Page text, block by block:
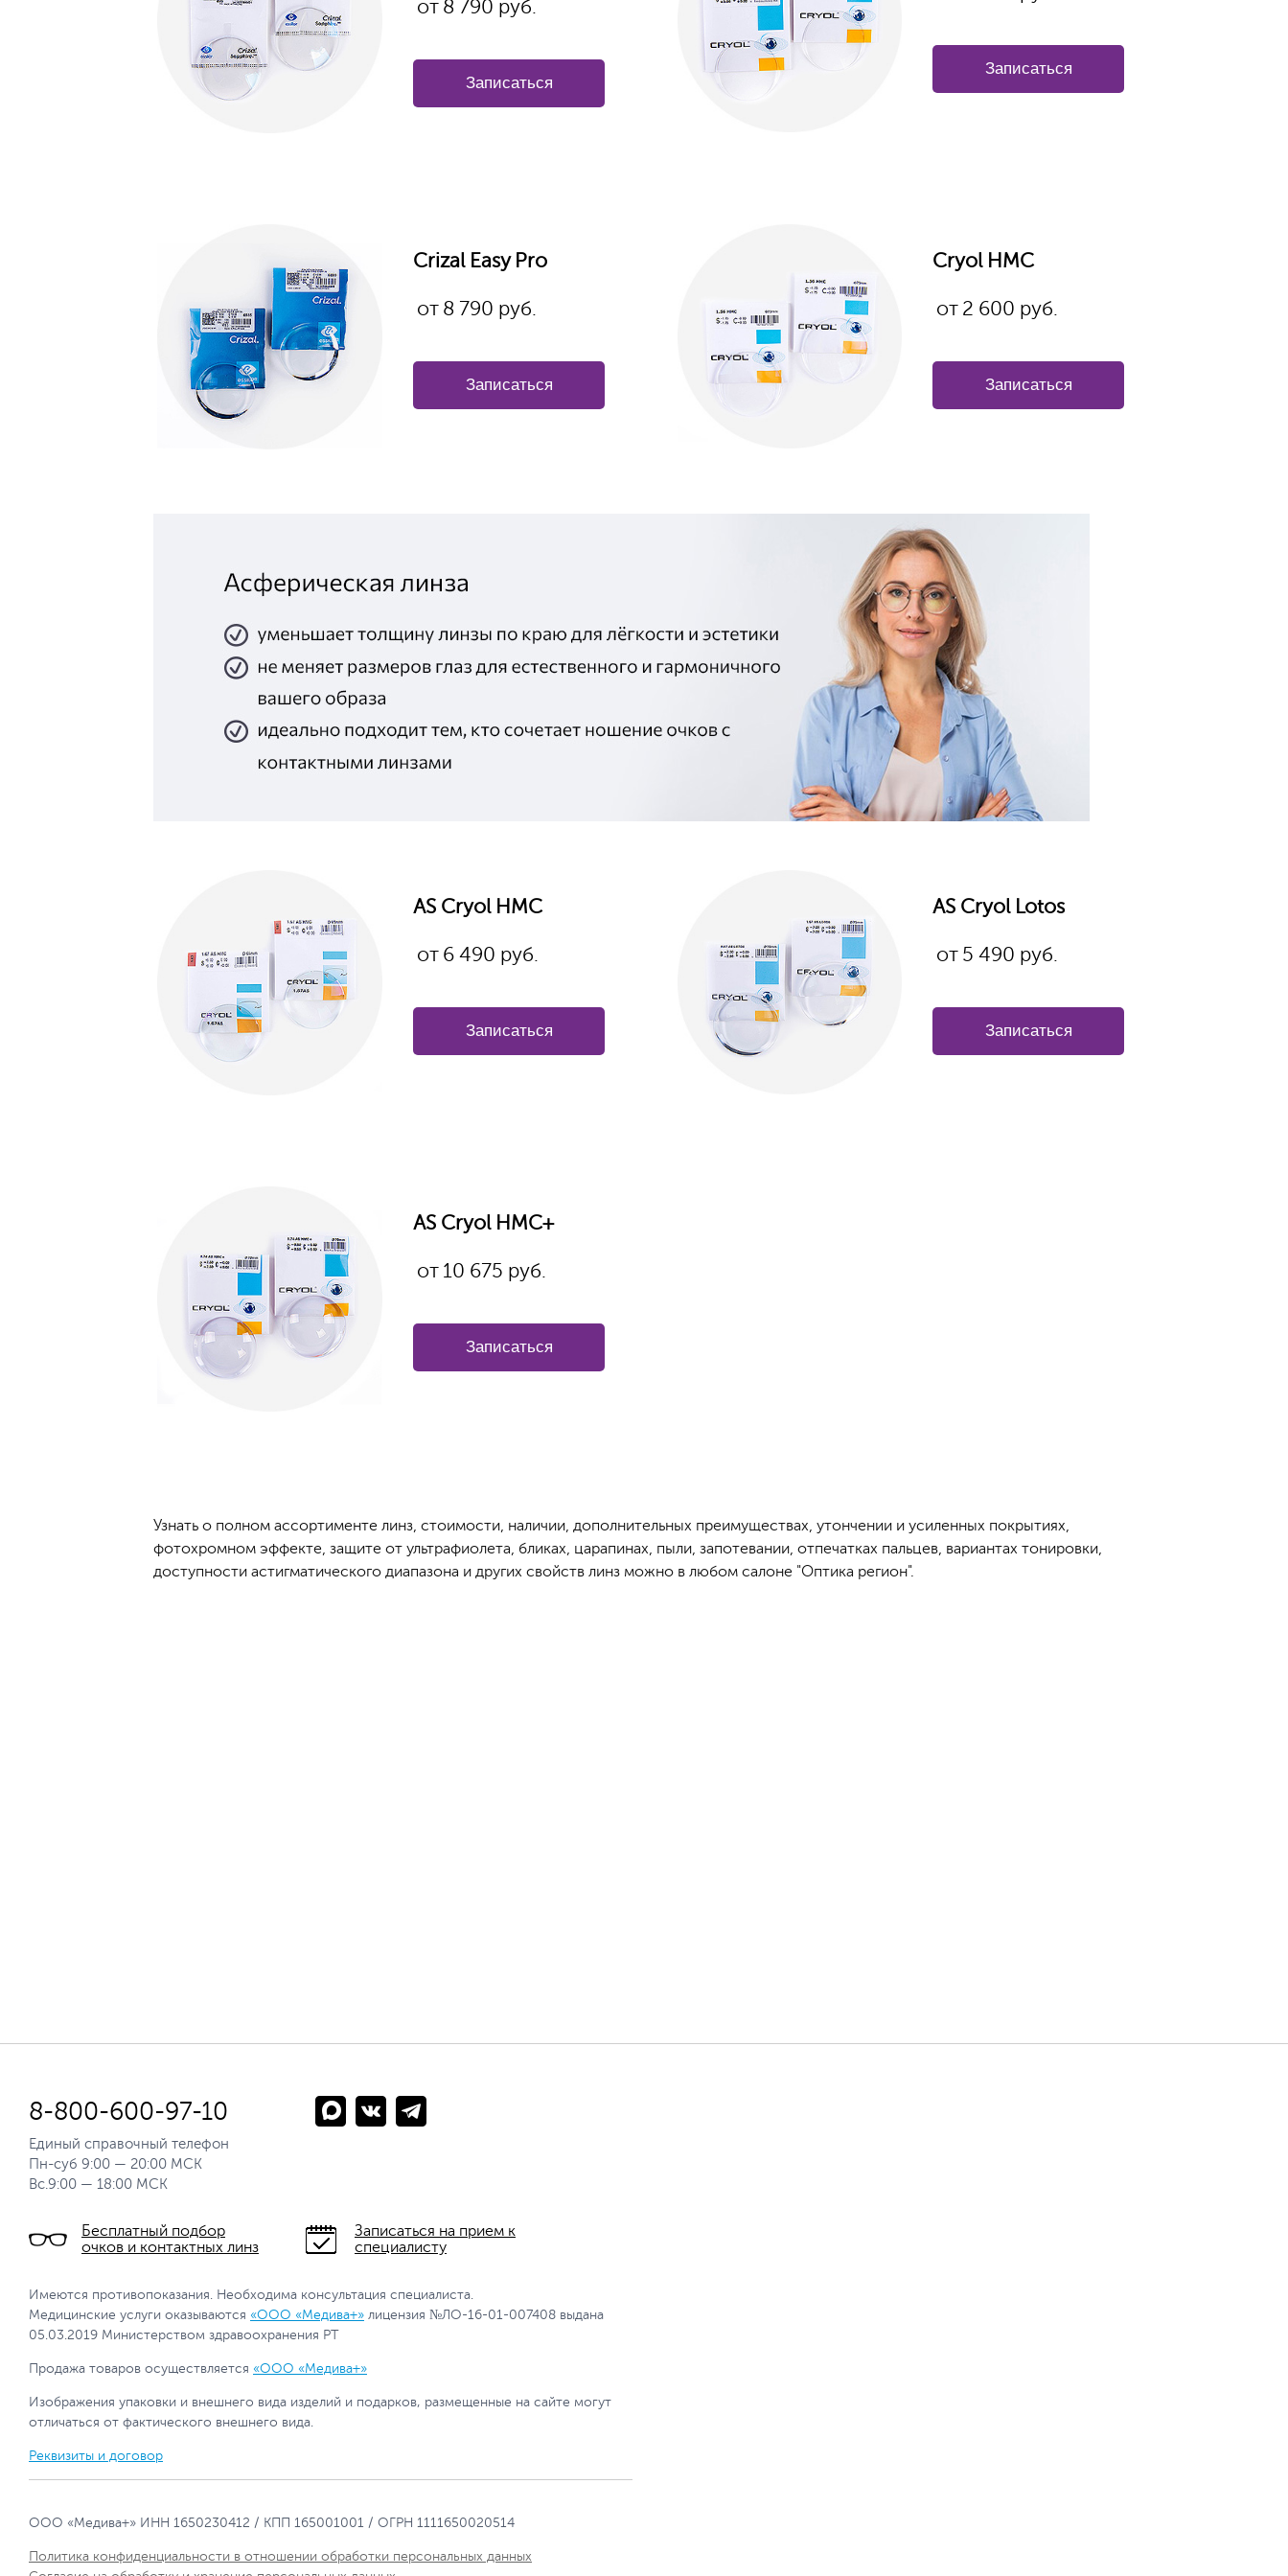
от 8 790 руб.
Записаться
Записаться
Crizal Easy Pro
от 8 790 руб.
Записаться
Cryol HMC
от 2 600 руб.
Записаться
AS Cryol HMC
от 6 490 руб.
Записаться
AS Cryol Lotos
от 5 490 руб.
Записаться
AS Cryol HMC+
от 10 675 руб.
Записаться
Узнать о полном ассортименте линз, стоимости, наличии, дополнительных преимуществах, утончении и усиленных покрытиях,
фотохромном эффекте, защите от ультрафиолета, бликах, царапинах, пыли, запотевании, отпечатках пальцев, вариантах тонировки,
доступности астигматического диапазона и других свойств линз можно в любом салоне "Оптика регион".
8-800-600-97-10
Единый справочный телефон
Пн-суб 9:00 — 20:00 МСК
Вс.9:00 — 18:00 МСК
Бесплатный подбор
очков и контактных линз
Записаться на прием к
специалисту
Имеются противопоказания. Необходима консультация специалиста.
Медицинские услуги оказываются «ООО «Медива+» лицензия №ЛО-16-01-007408 выдана
05.03.2019 Министерством здравоохранения РТ
Продажа товаров осуществляется «ООО «Медива+»
Изображения упаковки и внешнего вида изделий и подарков, размещенные на сайте могут
отличаться от фактического внешнего вида.
Реквизиты и договор
ООО «Медива+» ИНН 1650230412 / КПП 165001001 / ОГРН 1111650020514
Политика конфиденциальности в отношении обработки персональных данных